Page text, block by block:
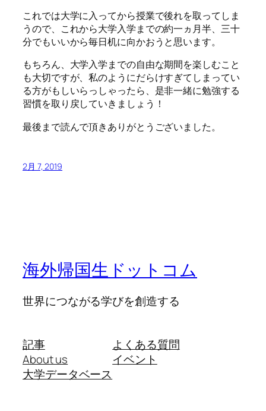
これでは大学に入ってから授業で後れを取ってしま
うので、これから大学入学までの約一ヵ月半、三十
分でもいいから毎日机に向かおうと思います。
もちろん、大学入学までの自由な期間を楽しむこと
も大切ですが、私のようにだらけすぎてしまってい
る方がもしいらっしゃったら、是非一緒に勉強する
習慣を取り戻していきましょう！
最後まで読んで頂きありがとうございました。
2月 7, 2019
海外帰国生ドットコム
世界につながる学びを創造する
記事
About us
大学データベース
よくある質問
イベント